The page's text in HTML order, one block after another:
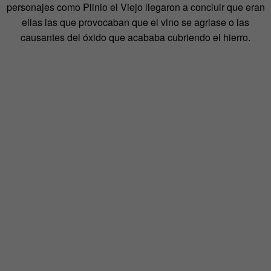
personajes como Plinio el Viejo llegaron a concluir que eran
ellas las que provocaban que el vino se agriase o las
causantes del óxido que acababa cubriendo el hierro.